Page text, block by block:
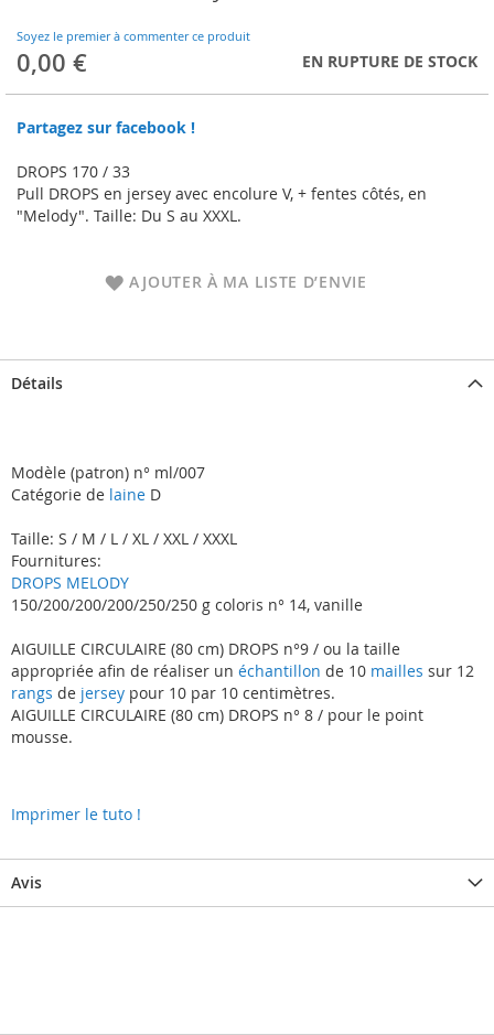
Soyez le premier à commenter ce produit
0,00 € EN RUPTURE DE STOCK
Partagez sur facebook !
DROPS 170 / 33
Pull DROPS en jersey avec encolure V, + fentes côtés, en
"Melody". Taille: Du S au XXXL.
AJOUTER À MA LISTE D’ENVIE
beginning
of
the
gallery
Détails
Modèle (patron) n° ml/007
Catégorie de laine D
Taille: S / M / L / XL / XXL / XXXL
Fournitures:
DROPS MELODY
150/200/200/200/250/250 g coloris n° 14, vanille
AIGUILLE CIRCULAIRE (80 cm) DROPS n°9 / ou la taille
appropriée afin de réaliser un échantillon de 10 mailles sur 12
rangs de jersey pour 10 par 10 centimètres.
AIGUILLE CIRCULAIRE (80 cm) DROPS n° 8 / pour le point
mousse.
Imprimer le tuto !
Avis